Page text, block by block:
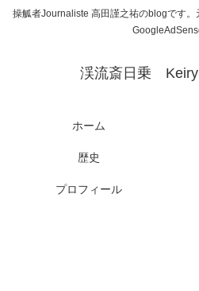
操觚者Journaliste 高田謹之祐のblogです
渓流斎日乗
ホーム
歴史
プロフィール